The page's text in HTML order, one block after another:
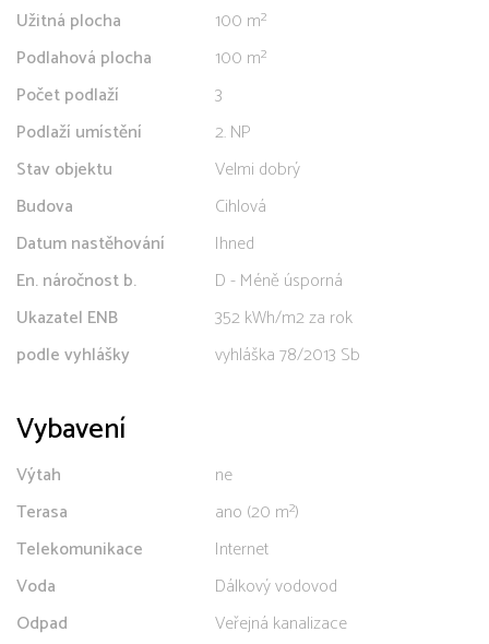
Užitná plocha
100 m²
Podlahová plocha
100 m²
Počet podlaží
3
Podlaží umístění
2. NP
Stav objektu
Velmi dobrý
Budova
Cihlová
Datum nastěhování
Ihned
En. náročnost b.
D - Méně úsporná
Ukazatel ENB
352 kWh/m2 za rok
podle vyhlášky
vyhláška 78/2013 Sb
Vybavení
Výtah
ne
Terasa
ano (20 m²)
Telekomunikace
Internet
Voda
Dálkový vodovod
Odpad
Veřejná kanalizace